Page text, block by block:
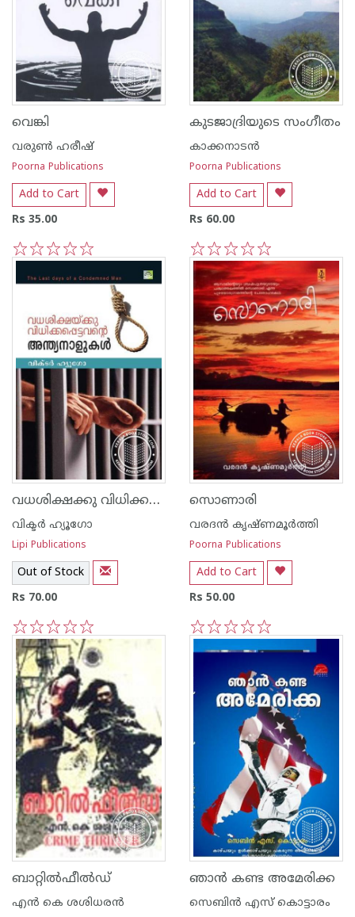
വെങ്കി
വരുണ്‍ ഹരീഷ്
Poorna Publications
Add to Cart
Rs 35.00
5
4
3
2
1
കുടജാദ്രിയുടെ സംഗീതം
കാക്കനാടന്‍
Poorna Publications
Add to Cart
Rs 60.00
5
4
3
2
1
വധശിക്ഷക്കു വിധിക്കപ്പെട്ടവന്റെ അന്ത്യ നാളുകള്‍
വിക്ടര്‍ ഹ്യൂഗോ
Lipi Publications
Out of Stock
Rs 70.00
5
4
3
2
1
സൊണാരി
വരദന്‍ കൃഷ്ണമൂര്‍ത്തി
Poorna Publications
Add to Cart
Rs 50.00
5
4
3
2
1
ബാറ്റില്‍ഫീല്‍ഡ്
എന്‍ കെ ശശിധരന്‍
ഞാ‌ന്‍ കണ്ട അമേരിക്ക
സെബിന്‍ എസ് കൊട്ടാരം